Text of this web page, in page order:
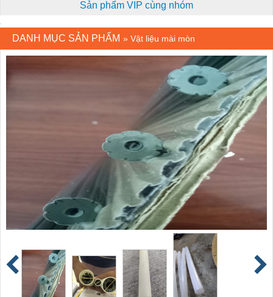
Sản phẩm VIP cùng nhóm
DANH MỤC SẢN PHẨM » Vật liệu mài mòn